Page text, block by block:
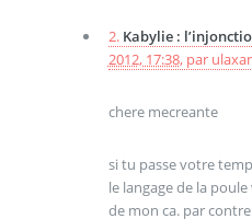
2. Kabylie :
2012, 17:38, par
chere mecreante
si tu passe votre
le langage de la
de mon ca. par